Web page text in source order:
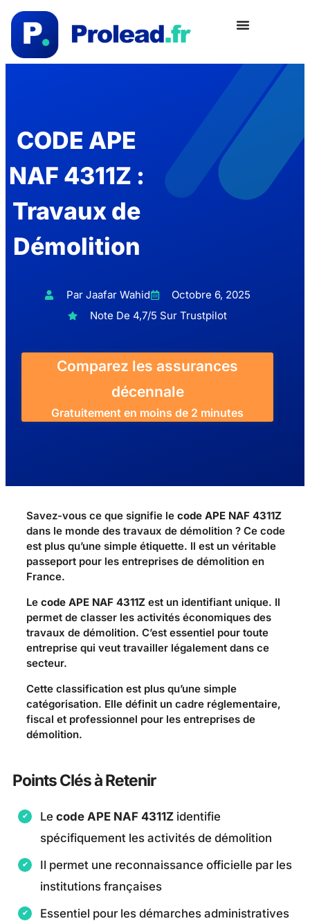
CODE APE
NAF 4311Z :
Travaux de
Démolition
Par Jaafar Wahid
Octobre 6, 2025
Note De 4,7/5 Sur Trustpilot
Comparez les assurances
décennale
Gratuitement en moins de 2 minutes
Savez-vous ce que signifie le code APE NAF 4311Z
dans le monde des travaux de démolition ? Ce code
est plus qu’une simple étiquette. Il est un véritable
passeport pour les entreprises de démolition en
France.
Le code APE NAF 4311Z est un identifiant unique. Il
permet de classer les activités économiques des
travaux de démolition. C’est essentiel pour toute
entreprise qui veut travailler légalement dans ce
secteur.
Cette classification est plus qu’une simple
catégorisation. Elle définit un cadre réglementaire,
fiscal et professionnel pour les entreprises de
démolition.
Points Clés à Retenir
Le code APE NAF 4311Z identifie
spécifiquement les activités de démolition
Il permet une reconnaissance officielle par les
institutions françaises
Essentiel pour les démarches administratives